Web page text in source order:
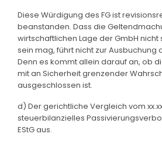
Diese Würdigung des FG ist
beanstanden. Dass die
wirtschaftlichen Lage der GmbH
sein mag, führt nicht zur Ausbuchung
Denn es kommt allein darauf an, ob
mit an Sicherheit grenzender
ausgeschlossen ist.
d) Der gerichtliche Vergleich vom
steuerbilanzielles
EStG aus.